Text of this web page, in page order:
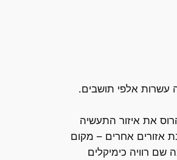
עשרות אלפי תושבים.
את איזור התעשיה
אזורים אחרים – מקום
רוויה כימיקלים